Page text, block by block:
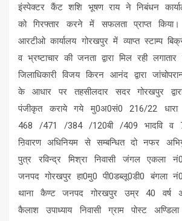
इंस्पेक्टर कैंट शशि भूषण राय ने निबंधन
को गिरफ्तार करने में सफलता प्राप्त किया।
आरटीओ कार्यालय गोरखपुर में व्याप्त स्टाम्प
व भ्रष्टाचार की जनता द्वारा मिल रही
जिलाधिकारी विजय किरन आनंद द्वारा
के आधार पर तहसीलदार सदर गोरखपुर
पंजीकृत कराये गये मु0अ0सं0 216/22
468 /471 /384 /120बी /409 भादवि व
ऩिवारण अधिनियम से सम्बन्धित दो नफर
पुत्र रविन्द्र मिश्रा निवासी जंगल एकला
जनपद गोरखपुर हा0मु0 पी0डब्लू0डी0 बंगला
थाना कैण्ट जनपद गोरखपुर उम्र 40 वर्ष
कैलाश उपाध्याय निवासी ग्राम पोस्ट